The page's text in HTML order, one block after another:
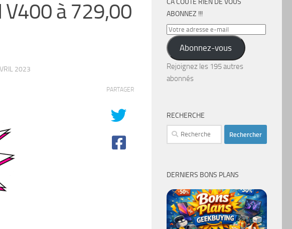
V400 à 729,00
2023
PARTAGER
CA COÛTE RIEN DE VOUS
ABONNEZ !!!
Votre
adresse
e-
mail
Abonnez-vous
Rejoignez les 195 autres
abonnés
RECHERCHE
Rechercher :
DERNIERS BONS PLANS